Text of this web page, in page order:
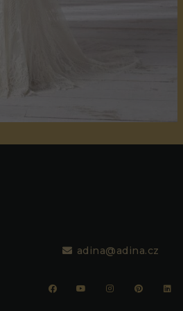
adina@adina.cz
Nezbytné
soubory
cookie